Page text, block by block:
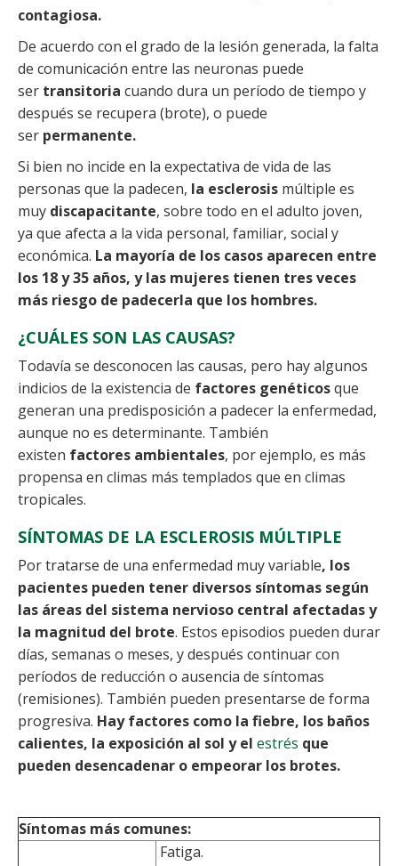
contagiosa.
De acuerdo con el grado de la lesión generada, la falta
de comunicación entre las neuronas puede
ser transitoria cuando dura un período de tiempo y
después se recupera (brote), o puede
ser permanente.
Si bien no incide en la expectativa de vida de las
personas que la padecen, la esclerosis múltiple es
muy discapacitante, sobre todo en el adulto joven,
ya que afecta a la vida personal, familiar, social y
económica. La mayoría de los casos aparecen entre
los 18 y 35 años, y las mujeres tienen tres veces
más riesgo de padecerla que los hombres.
¿CUÁLES SON LAS CAUSAS?
Todavía se desconocen las causas, pero hay algunos
indicios de la existencia de factores genéticosque
generan una predisposición a padecer la enfermedad,
aunque no es determinante. También
existen factores ambientales, por ejemplo, es más
propensa en climas más templados que en climas
tropicales.
SÍNTOMAS DE LA ESCLEROSIS MÚLTIPLE
Por tratarse de una enfermedad muy variable, los
pacientes pueden tener diversos síntomas según
las áreas del sistema nervioso central afectadas y
la magnitud del brote. Estos episodios pueden durar
días, semanas o meses, y después continuar con
períodos de reducción o ausencia de síntomas
(remisiones). También pueden presentarse de forma
progresiva. Hay factores como la fiebre, los baños
calientes, la exposición al sol y el estrés que
pueden desencadenar o empeorar los brotes.
Síntomas más comunes:
Fatiga.